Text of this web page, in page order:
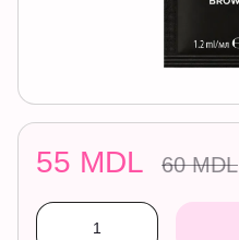
55 MDL 60 MDL